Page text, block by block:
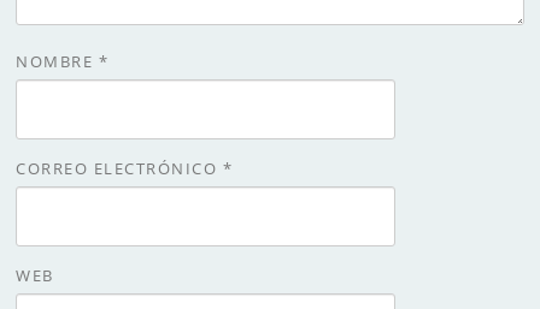
NOMBRE *
CORREO ELECTRÓNICO *
WEB